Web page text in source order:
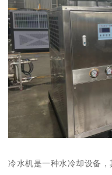
冷水机是一种水冷却设备